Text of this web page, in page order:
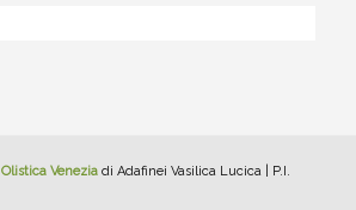
Olistica Veneziadi Adafinei Vasilica Lucica | P.I.